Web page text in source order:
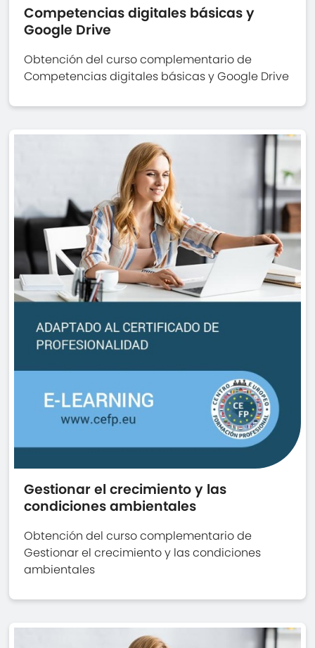
Competencias digitales básicas y
Google Drive
Obtención del curso complementario de
Competencias digitales básicas y Google Drive
Gestionar el crecimiento y las
condiciones ambientales
Obtención del curso complementario de
Gestionar el crecimiento y las condiciones
ambientales